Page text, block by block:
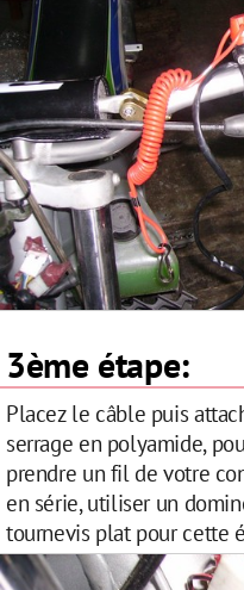
3ème étape:
Placez le câble puis
serrage en polyamide,
prendre un fil de votre
en série, utiliser un
tournevis plat pour cette